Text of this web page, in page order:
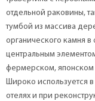
отдельной раковины,
тумбой из массива
органического камня в
центральным
фермерском, японском
Широко используется в
отелях и при